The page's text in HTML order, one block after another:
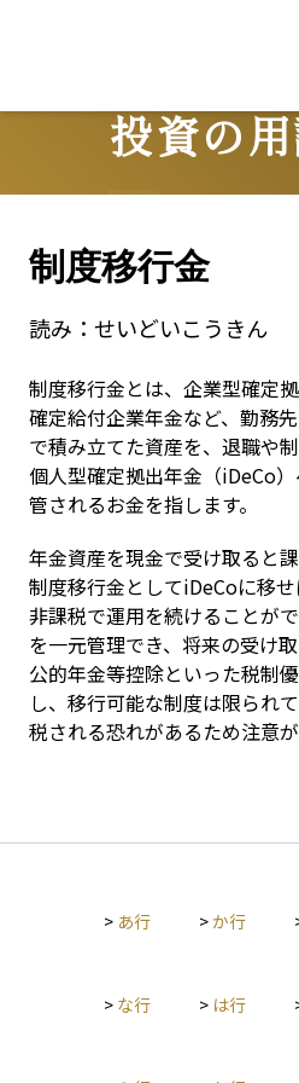
投資の
制度移行金
読み： せいどいこうきん
制度移行金とは、企業型確定
確定給付企業年金など、勤務
で積み立てた資産を、退職や
個人型確定拠出年金（iDeCo
管されるお金を指します。
年金資産を現金で受け取ると
制度移行金としてiDeCoに移
非課税で運用を続けることが
を一元管理でき、将来の受け
公的年金等控除といった税制
し、移行可能な制度は限られ
税される恐れがあるため注意が
> あ行 >か行
> な行 > は行